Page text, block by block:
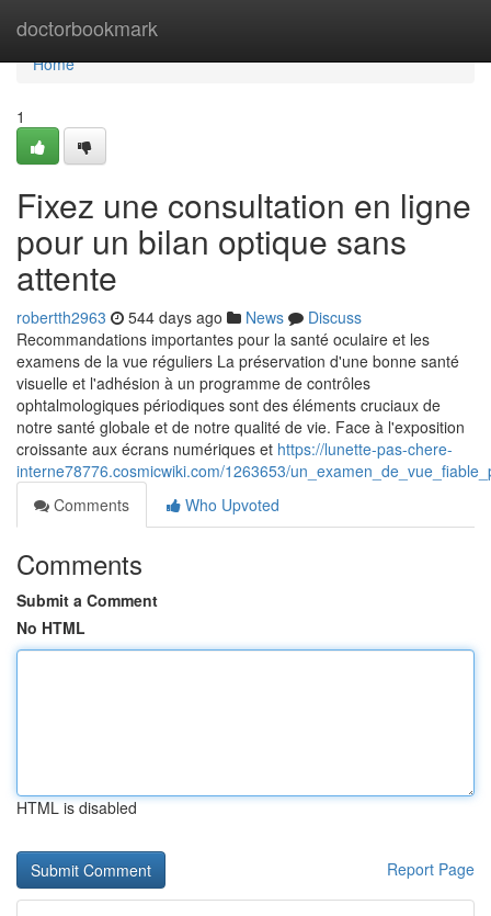
doctorbookmark
Home
Home
1
Fixez une consultation en ligne
pour un bilan optique sans
attente
robertth2963 544 days ago News
Discuss
Recommandations importantes pour la santé oculaire et les
examens de la vue réguliers La préservation d'une bonne santé
visuelle et l'adhésion à un programme de contrôles
ophtalmologiques périodiques sont des éléments cruciaux de
notre santé globale et de notre qualité de vie. Face à l'exposition
croissante aux écrans numériques et https://lunette-pas-chere-
interne78776.cosmicwiki.com/1263653/
Comments
Who Upvoted
Comments
Submit a Comment
No HTML
HTML is disabled
Report Page